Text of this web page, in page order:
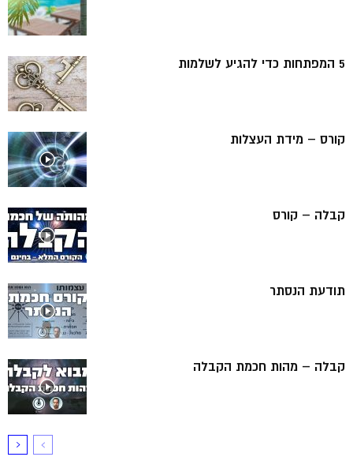
5 המפתחות כדי להגיע לשלמות
קורס – מידת העצלות
קבלה – קורס
תודעת הנסתר
קבלה – מהות חכמת הקבלה